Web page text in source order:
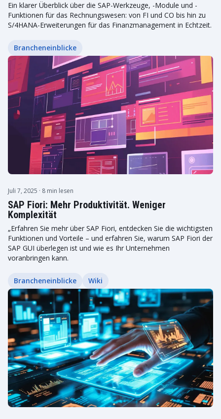
Ein klarer Überblick über die SAP-Werkzeuge, -Module und -
Funktionen für das Rechnungswesen: von FI und CO bis hin zu
S/4HANA-Erweiterungen für das Finanzmanagement in Echtzeit.
Brancheneinblicke
Juli 7, 2025 · 8 min lesen
SAP Fiori: Mehr Produktivität. Weniger
Komplexität
„Erfahren Sie mehr über SAP Fiori, entdecken Sie die wichtigsten
Funktionen und Vorteile – und erfahren Sie, warum SAP Fiori der
SAP GUI überlegen ist und wie es Ihr Unternehmen
voranbringen kann.
Brancheneinblicke Wiki